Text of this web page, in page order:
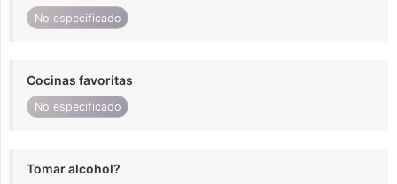
No especificado
Cocinas favoritas
No especificado
Tomar alcohol?